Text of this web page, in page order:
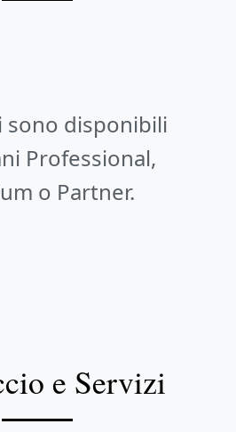
disponibili
Professional,
o Partner.
e Servizi